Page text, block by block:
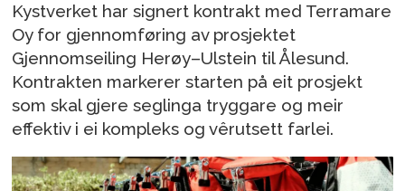
Kystverket har signert kontrakt med Terramare
Oy for gjennomføring av prosjektet
Gjennomseiling Herøy–Ulstein til Ålesund.
Kontrakten markerer starten på eit prosjekt
som skal gjere seglinga tryggare og meir
effektiv i ei kompleks og vêrutsett farlei.